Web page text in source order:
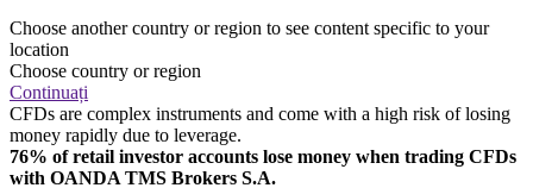
Choose another country or region to see content specific to your
location
Choose country or region
Continuați
CFDs are complex instruments and come with a high risk of losing
money rapidly due to leverage.
76% of retail investor accounts lose money when trading CFDs
with OANDA TMS Brokers S.A.